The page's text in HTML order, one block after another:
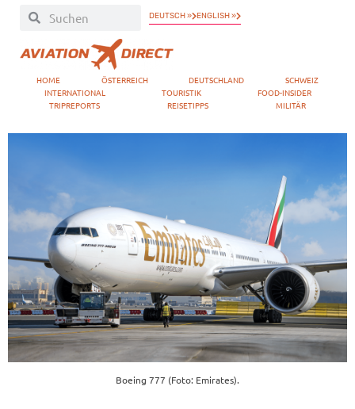
DEUTSCH » ENGLISH »
HOME ÖSTERREICH DEUTSCHLAND
SCHWEIZ
INTERNATIONAL
TOURISTIK
FOOD-INSIDER
TRIPREPORTS
REISETIPPS MILITÄR
Boeing 777 (Foto: Emirates).